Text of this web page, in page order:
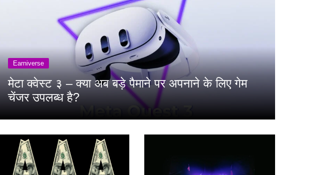
Earniverse
मेटा क्वेस्ट ३ – क्या अब बड़े पैमाने पर अपनाने के लिए गेम
चेंजर उपलब्ध है?